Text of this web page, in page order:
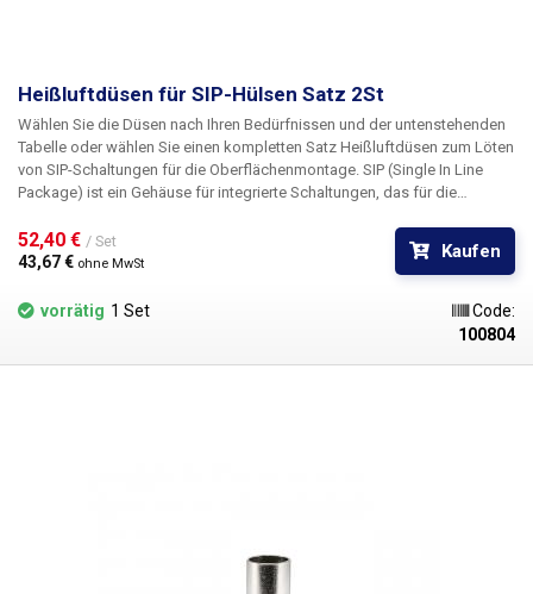
Heißluftdüsen für SIP-Hülsen Satz 2St
Wählen Sie die Düsen nach Ihren Bedürfnissen und der untenstehenden
Tabelle oder wählen Sie einen kompletten Satz Heißluftdüsen zum Löten
von SIP-Schaltungen für die Oberflächenmontage. SIP (Single In Line
Package) ist ein Gehäuse für integrierte Schaltungen, das für die
Schaltungen mit einem geringeren Integrationsgrad und somit einer
geringen Anzahl von Pins verwendet. Die Kontakte sind einreihig
52,40 € / Set
43,67 € ohne MwSt
Kaufen
vorrätig 1 Set
Code:
100804